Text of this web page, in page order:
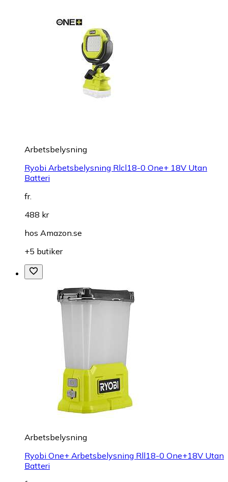
Arbetsbelysning
Ryobi Arbetsbelysning Rlcl18-0 One+ 18V Utan
Batteri
fr.
488 kr
hos Amazon.se
+5 butiker
Arbetsbelysning
Ryobi One+ Arbetsbelysning Rll18-0 One+18V Utan
Batteri